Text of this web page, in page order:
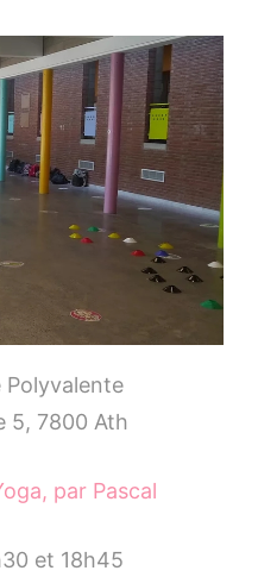
Polyvalente
5, 7800 Ath
par Pascal
et 18h45